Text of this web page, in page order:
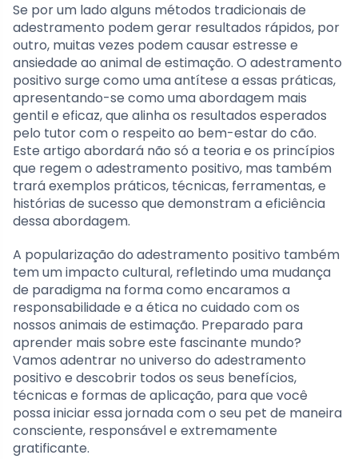
Se por um lado alguns métodos tradicionais de
adestramento podem gerar resultados rápidos, por
outro, muitas vezes podem causar estresse e
ansiedade ao animal de estimação. O adestramento
positivo surge como uma antítese a essas práticas,
apresentando-se como uma abordagem mais
gentil e eficaz, que alinha os resultados esperados
pelo tutor com o respeito ao bem-estar do cão.
Este artigo abordará não só a teoria e os princípios
que regem o adestramento positivo, mas também
trará exemplos práticos, técnicas, ferramentas, e
histórias de sucesso que demonstram a eficiência
dessa abordagem.
A popularização do adestramento positivo também
tem um impacto cultural, refletindo uma mudança
de paradigma na forma como encaramos a
responsabilidade e a ética no cuidado com os
nossos animais de estimação. Preparado para
aprender mais sobre este fascinante mundo?
Vamos adentrar no universo do adestramento
positivo e descobrir todos os seus benefícios,
técnicas e formas de aplicação, para que você
possa iniciar essa jornada com o seu pet de maneira
consciente, responsável e extremamente
gratificante.